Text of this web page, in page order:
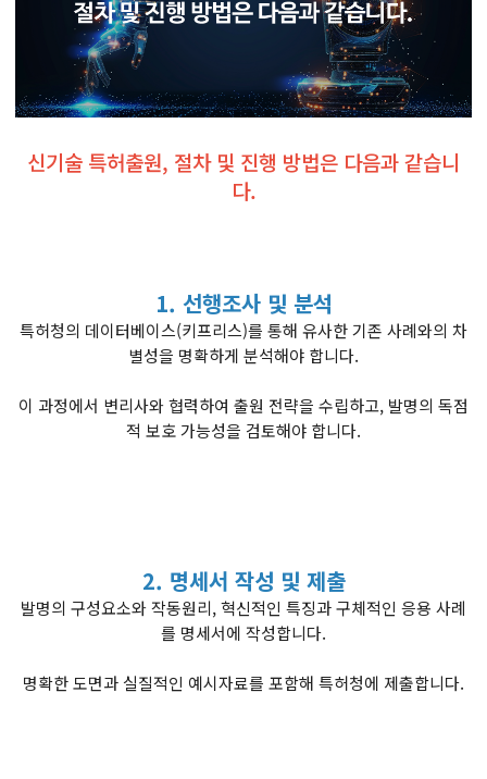
신기술 특허출원, 절차 및 진행 방법은 다음과 같습니
다.
1. 선행조사 및 분석
특허청의 데이터베이스(키프리스)를 통해 유사한 기존 사례와의 차
별성을 명확하게 분석해야 합니다.
이 과정에서 변리사와 협력하여 출원 전략을 수립하고, 발명의 독점
적 보호 가능성을 검토해야 합니다.
2. 명세서 작성 및 제출
발명의 구성요소와 작동원리, 혁신적인 특징과 구체적인 응용 사례
를 명세서에 작성합니다.
명확한 도면과 실질적인 예시자료를 포함해 특허청에 제출합니다.